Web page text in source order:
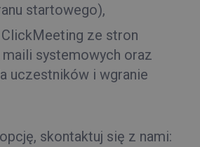
startowego),
ze stron
systemowych oraz
uczestników i wgranie
skontaktuj się z nami: